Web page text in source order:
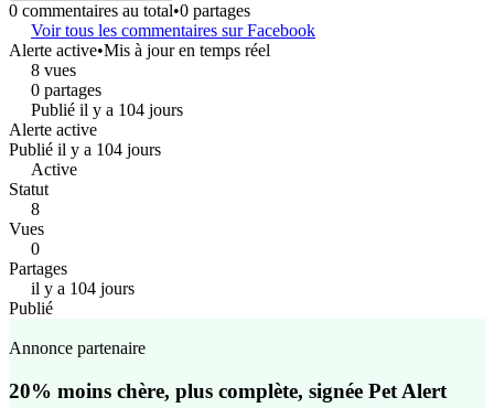
0 commentaires au total•0 partages
Voir tous les commentaires sur Facebook
Alerte active•Mis à jour en temps réel
8 vues
0 partages
Publié il y a 104 jours
Alerte active
Publié il y a 104 jours
Active
Statut
8
Vues
0
Partages
il y a 104 jours
Publié
Annonce partenaire
20% moins chère, plus complète, signée Pet Alert